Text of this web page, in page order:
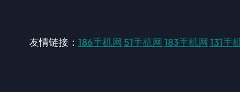
友情链接： 186手机网 51手机网 183手机网 131手